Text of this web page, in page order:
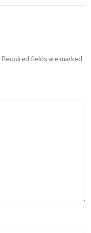
Required fields are marked